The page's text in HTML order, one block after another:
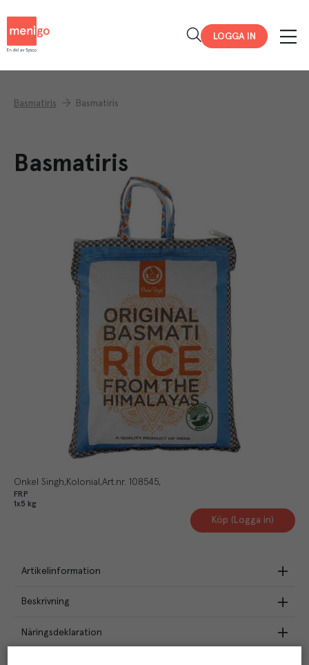
LOGGA IN
Basmatiris Basmatiris
Basmatiris
Onkel Singh Kolonial Art.nr. 108545
FRP
1x5 kg
Köp (Logga in)
Artikelinformation
Beskrivning
Näringsdeklaration